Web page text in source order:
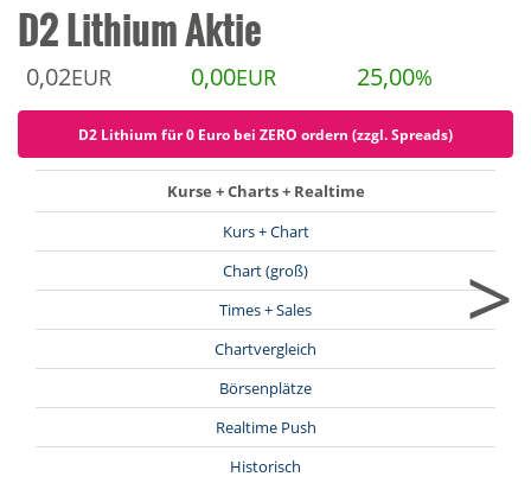
D2 Lithium Aktie
0,02EUR 0,00EUR 25,00%
D2 Lithium für 0 Euro bei ZERO ordern (zzgl. Spreads)
Kurse + Charts + Realtime
Kurs + Chart
Chart (groß)
Times + Sales
Chartvergleich
Börsenplätze
Realtime Push
Historisch
>